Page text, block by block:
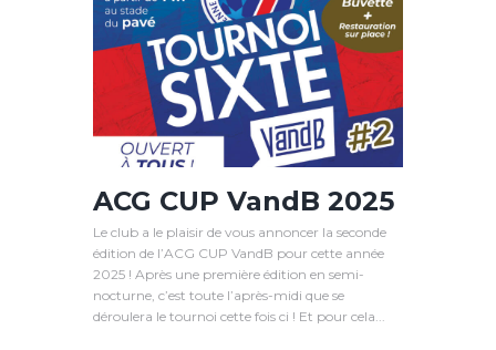
ACG CUP VandB 2025
Le club a le plaisir de vous annoncer la seconde
édition de l’ACG CUP VandB pour cette année
2025 ! Après une première édition en semi-
nocturne, c’est toute l’après-midi que se
déroulera le tournoi cette fois ci ! Et pour cela...